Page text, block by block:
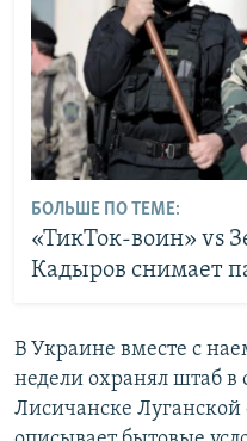
БОЛЬШЕ ПО ТЕМЕ:
«ТикТок-воин» vs
Кадыров снимает
В Украине вместе с
недели охранял штаб
Лисичанске Луганской